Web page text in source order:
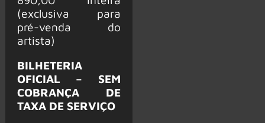
(exclusiva para
pré-venda do
artista)
BILHETERIA
OFICIAL – SEM
COBRANÇA DE
TAXA DE SERVIÇO